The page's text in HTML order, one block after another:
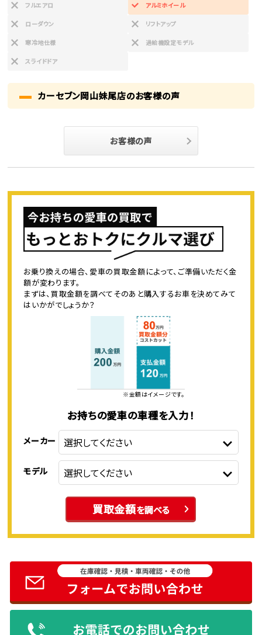
フルエアロ アルミホイール
ローダウン リフトアップ
寒冷地仕様 過給機設定モデル
スライドドア
カーセブン岡山妹尾店のお客様の声
お客様の声
お乗り換えの場合、愛車の買取金額によって、ご準備いただく金
額が変わります。
まずは、買取金額を調べてそのあと購入するお車を決めてみて
はいかがでしょうか？
※金額はイメージです。
お持ちの愛車の車種を入力！
メーカー
モデル
買取金額を調べる